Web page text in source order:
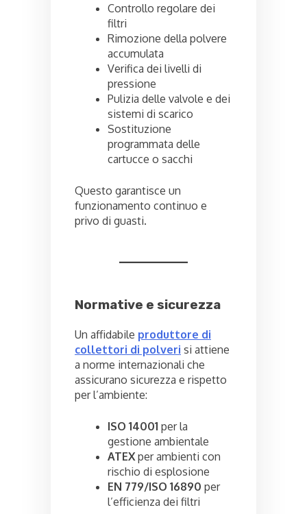
Controllo regolare dei
filtri
Rimozione della polvere
accumulata
Verifica dei livelli di
pressione
Pulizia delle valvole e dei
sistemi di scarico
Sostituzione
programmata delle
cartucce o sacchi
Questo garantisce un
funzionamento continuo e
privo di guasti.
Normative e sicurezza
Un affidabile produttore di
collettori di polveri si attiene
a norme internazionali che
assicurano sicurezza e rispetto
per l’ambiente:
ISO 14001 per la
gestione ambientale
ATEX per ambienti con
rischio di esplosione
EN 779/ISO 16890 per
l’efficienza dei filtri